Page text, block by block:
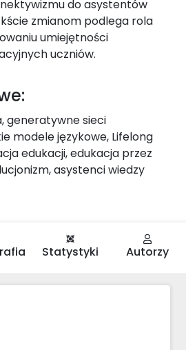
do asystentów
zmianom podlega rola
umiejętności
uczniów.
generatywne sieci
modele językowe, Lifelong
edukacji, edukacja przez
asystenci wiedzy
Statystyki Autorzy